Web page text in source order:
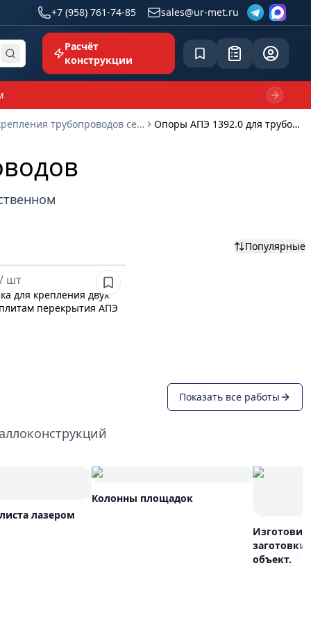
+7 (958) 761-74-85 sales@ur-met.ru
Расчёт
конструкции
Сохранённое
Заявка
Next
Типовые узлы крепления трубопроводов серия 5.908-1
Опоры АПЭ 1392.0 для трубопроводов
Популярные
/ шт
для крепления двух
перекрытия АПЭ
Показать все работы
лазером
Колонны площадок
заготовки
объект.